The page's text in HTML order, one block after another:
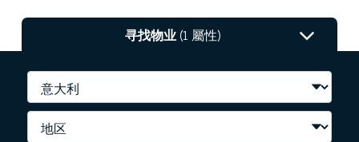
寻找物业(1 屬性)